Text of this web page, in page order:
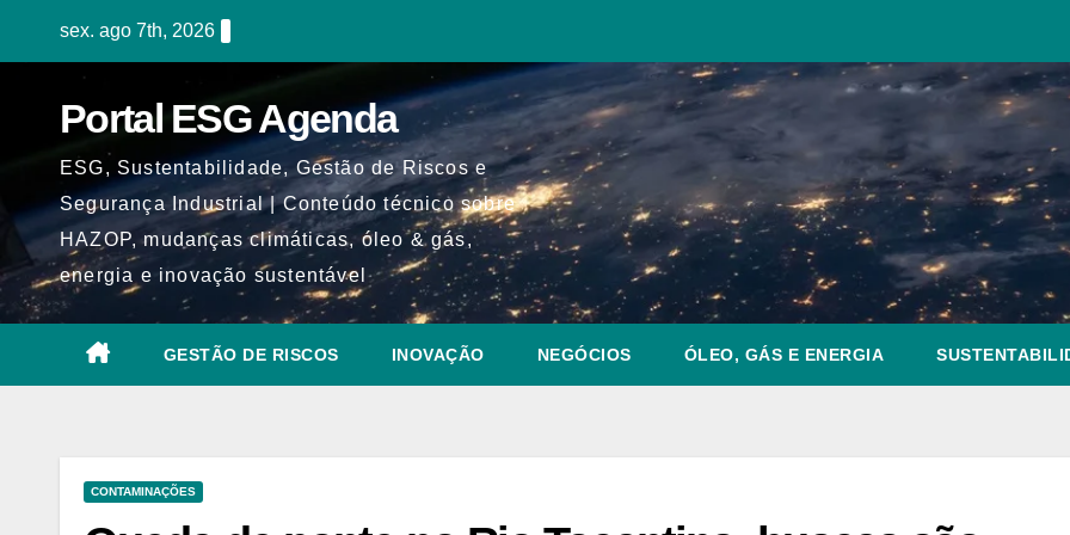
sex. ago 7th, 2026
Portal ESG Agenda
ESG, Sustentabilidade, Gestão de Riscos e
Segurança Industrial | Conteúdo técnico sobre
HAZOP, mudanças climáticas, óleo & gás,
energia e inovação sustentável
GESTÃO DE RISCOS INOVAÇÃO NEGÓCIOS ÓLEO, GÁS E ENERGIA
CONTAMINAÇÕES